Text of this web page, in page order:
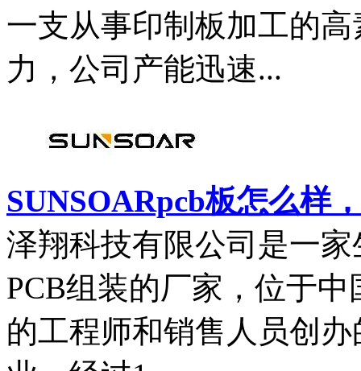
一支从事印制板加工的
力，公司产能迅速...
SUNSOARpcb板怎么样
泽翔科技有限公司是一
PCB组装的厂家，位于中
的工程师和销售人员创